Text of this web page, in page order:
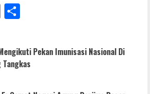
Email
Pekan Imunisasi Nasional Di
Tangkas